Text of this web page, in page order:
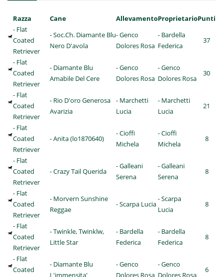
Razza Cane AllevamentoProprietarioPunti
- Flat
Coated
Retriever
- Soc.Ch. Diamante Blu
Nero D'avola
- Genco
Dolores Rosa
- Bardella
Federica
37
- Flat
Coated
Retriever
- Diamante Blu
Amabile Del Cere
- Genco
Dolores Rosa
- Genco
Dolores Rosa
30
- Flat
Coated
Retriever
- Rio D'oro Generosa
Avarizia
- Marchetti
Lucia
- Marchetti
Lucia
21
- Flat
Coated
Retriever
- Anita (lo1870640)
- Cioffi
Michela
- Cioffi
Michela
8
- Flat
Coated
Retriever
- Crazy Tail Querida
- Galleani
Serena
- Galleani
Serena
8
- Flat
Coated
Retriever
- Morvern Sunshine
Reggae
- Scarpa Lucia
- Scarpa
Lucia
8
- Flat
Coated
Retriever
- Twinkle, Twinklw,
Little Star
- Bardella
Federica
- Bardella
Federica
8
- Flat
Coated
- Diamante Blu
L'immensita'
- Genco
Dolores Rosa
- Genco
Dolores Rosa
6